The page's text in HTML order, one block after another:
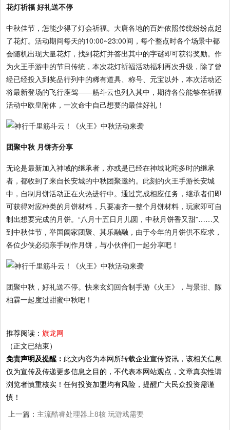
花灯祈福 好礼送不停
中秋佳节，怎能少得了灯会祈福。大唐各地的百姓依照传统纷纷点起
了花灯。活动期间每天的10:00~23:00间，每个整点时各个场景中都
会随机出现大量花灯，找到花灯并答出其中的字谜即可获得奖励。作
为火王手游中的节日传统，本次花灯祈福活动福利再次升级，除了曾
经已经投入到奖品行列中的稀有道具、称号、元宝以外，本次活动还
将最新登场的飞行座驾——筋斗云也列入其中，期待各位能够在祈福
活动中欧皇附体，一次命中自己想要的最佳好礼！
团聚中秋 月饼齐分享
无论是最新加入神域的继承者，亦或是已经在神域叱咤多时的继承
者，都收到了来自长安城的中秋团聚邀约。此刻的火王手游长安城
中，自制月饼活动正在火热进行中。通过完成相应任务，继承者们即
可获得对应种类的月饼材料，只要凑齐一整个月饼材料，玩家即可自
制出想要完成的月饼。“八月十五日月儿圆，中秋月饼香又甜”……又
到中秋佳节，举国阖家团聚、其乐融融，由于今年的月饼供不应求，
各位少侠必须亲手制作月饼，与小伙伴们一起分享吧！
团聚中秋，好礼送不停。快来玄幻回合制手游《火王》，与景甜、陈
柏霖一起度过甜蜜中秋吧！
推荐阅读：旗龙网
（正文已结束）
免责声明及提醒： 此文内容为本网所转载企业宣传资讯，该相关信息
仅为宣传及传递更多信息之目的，不代表本网站观点，文章真实性请
浏览者慎重核实！任何投资加盟均有风险，提醒广大民众投资需谨
慎！
上一篇： 主流酷睿处理器上8核 玩游戏需要